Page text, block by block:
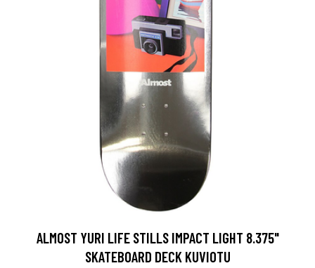
ALMOST YURI LIFE STILLS IMPACT LIGHT 8.375"
SKATEBOARD DECK KUVIOTU